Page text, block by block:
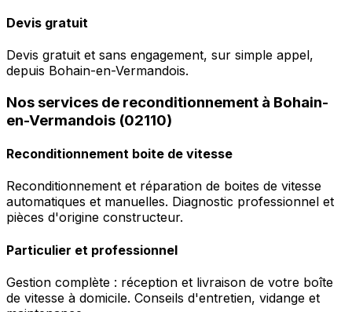
Devis gratuit
Devis gratuit et sans engagement, sur simple appel,
depuis Bohain-en-Vermandois.
Nos services de reconditionnement à Bohain-
en-Vermandois (02110)
Reconditionnement boite de vitesse
Reconditionnement et réparation de boites de vitesse
automatiques et manuelles. Diagnostic professionnel et
pièces d'origine constructeur.
Particulier et professionnel
Gestion complète : réception et livraison de votre boîte
de vitesse à domicile. Conseils d'entretien, vidange et